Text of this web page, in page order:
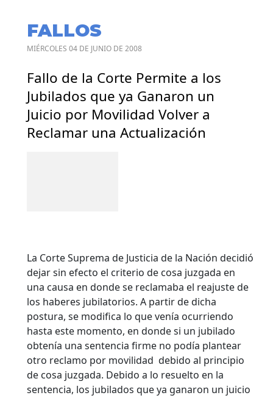
FALLOS
MIÉRCOLES 04 DE JUNIO DE 2008
Fallo de la Corte Permite a los
Jubilados que ya Ganaron un
Juicio por Movilidad Volver a
Reclamar una Actualización
La Corte Suprema de Justicia de la Nación decidió
dejar sin efecto el criterio de cosa juzgada en
una causa en donde se reclamaba el reajuste de
los haberes jubilatorios. A partir de dicha
postura, se modifica lo que venía ocurriendo
hasta este momento, en donde si un jubilado
obtenía una sentencia firme no podía plantear
otro reclamo por movilidad debido al principio
de cosa juzgada. Debido a lo resuelto en la
sentencia, los jubilados que ya ganaron un juicio